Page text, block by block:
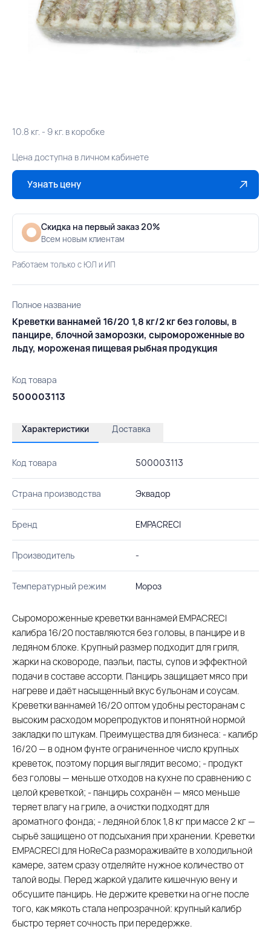
10.8 кг. - 9 кг. в коробке
Цена доступна в личном кабинете
Узнать цену
Скидка на первый заказ 20%
Всем новым клиентам
Работаем только с ЮЛ и ИП
Полное название
Креветки ваннамей 16/20 1,8 кг/2 кг без головы, в
панцире, блочной заморозки, сыромороженные во
льду, мороженая пищевая рыбная продукция
Код товара
500003113
Характеристики Доставка
Код товара 500003113
Страна производства Эквадор
Бренд EMPACRECI
Производитель -
Температурный режим Мороз
Сыромороженные креветки ваннамей EMPACRECI
калибра 16/20 поставляются без головы, в панцире и в
ледяном блоке. Крупный размер подходит для гриля,
жарки на сковороде, паэльи, пасты, супов и эффектной
подачи в составе ассорти. Панцирь защищает мясо при
нагреве и даёт насыщенный вкус бульонам и соусам.
Креветки ваннамей 16/20 оптом удобны ресторанам с
высоким расходом морепродуктов и понятной нормой
закладки по штукам. Преимущества для бизнеса: - калибр
16/20 — в одном фунте ограниченное число крупных
креветок, поэтому порция выглядит весомо; - продукт
без головы — меньше отходов на кухне по сравнению с
целой креветкой; - панцирь сохранён — мясо меньше
теряет влагу на гриле, а очистки подходят для
ароматного фонда; - ледяной блок 1,8 кг при массе 2 кг —
сырьё защищено от подсыхания при хранении. Креветки
EMPACRECI для HoReCa размораживайте в холодильной
камере, затем сразу отделяйте нужное количество от
талой воды. Перед жаркой удалите кишечную вену и
обсушите панцирь. Не держите креветки на огне после
того, как мякоть стала непрозрачной: крупный калибр
быстро теряет сочность при передержке.